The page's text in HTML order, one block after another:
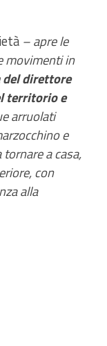
– apre le
movimenti in
direttore
territorio e
arruolati
e
a casa,
con
alla